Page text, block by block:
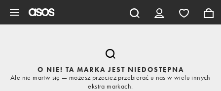
O NIE! TA MARKA JEST NIEDOSTĘPNA
Ale nie martw się — możesz przecież przebierać u nas w wielu innych
ekstra markach.